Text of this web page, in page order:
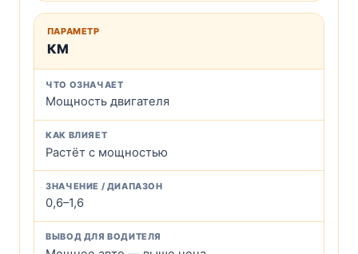
КМ
Мощность двигателя
Растёт с мощностью
0,6–1,6